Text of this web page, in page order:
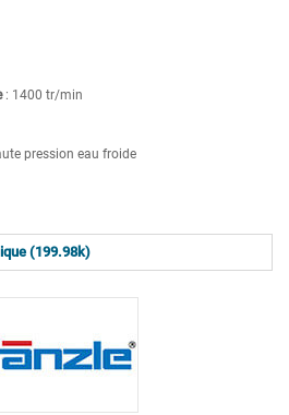
: 1400 tr/min
pression eau froide
(199.98k)